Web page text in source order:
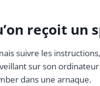
reçoit un
suivre les
sur son
dans une arnaque.